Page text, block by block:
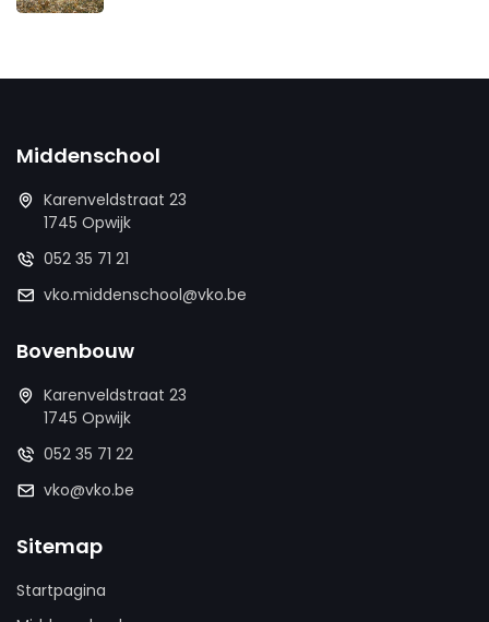
Middenschool
Karenveldstraat 23
1745 Opwijk
052 35 71 21
vko.middenschool@vko.be
Bovenbouw
Karenveldstraat 23
1745 Opwijk
052 35 71 22
vko@vko.be
Sitemap
Startpagina